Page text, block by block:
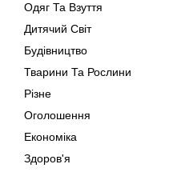
Одяг Та Взуття
Дитячий Світ
Будівництво
Тварини Та Рослини
Різне
Оголошення
Економіка
Здоров'я